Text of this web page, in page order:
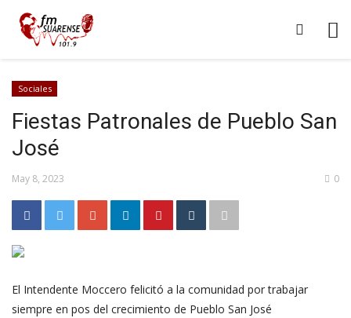
Sociales
Fiestas Patronales de Pueblo San
José
May 8, 2023 0
El Intendente Moccero felicitó a la comunidad por trabajar
siempre en pos del crecimiento de Pueblo San José